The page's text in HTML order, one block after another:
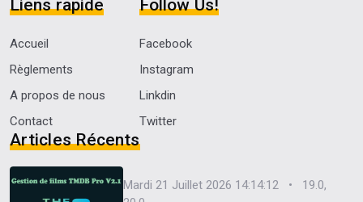
Liens rapide
Accueil
Règlements
A propos de nous
Contact
Follow Us!
Facebook
Instagram
Linkdin
Twitter
Articles Récents
Mardi 21 Juillet 2026 14:14:12 • 19.0,